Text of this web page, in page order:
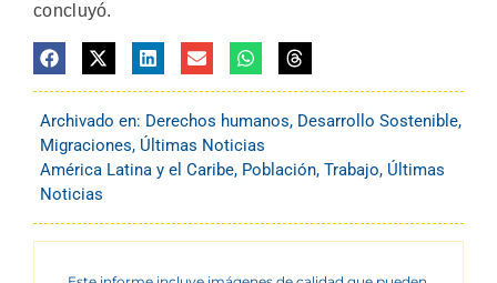
concluyó.
Archivado en: Derechos humanos, Desarrollo Sostenible,
Migraciones, Últimas Noticias
América Latina y el Caribe, Población, Trabajo, Últimas
Noticias